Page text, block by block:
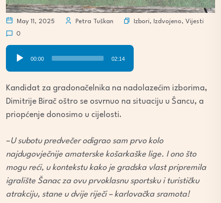
May 11, 2025 Petra Tuškan Izbori, Izdvojeno, Vijesti
0
Audio
Player
00:00 02:14
Kandidat za gradonačelnika na nadolazećim izborima,
Dimitrije Birač oštro se osvrnuo na situaciju u Šancu, a
priopćenje donosimo u cijelosti.
–U subotu predvečer odigrao sam prvo kolo
najdugovječnije amaterske košarkaške lige. I ono što
mogu reći, u kontekstu kako je gradska vlast pripremila
igralište Šanac za ovu prvoklasnu sportsku i turističku
atrakciju, stane u dvije riječi – karlovačka sramota!